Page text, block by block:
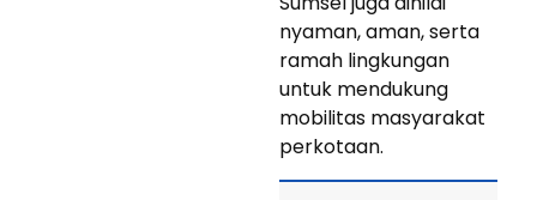
nyaman, aman, serta
ramah lingkungan
untuk mendukung
mobilitas masyarakat
perkotaan.